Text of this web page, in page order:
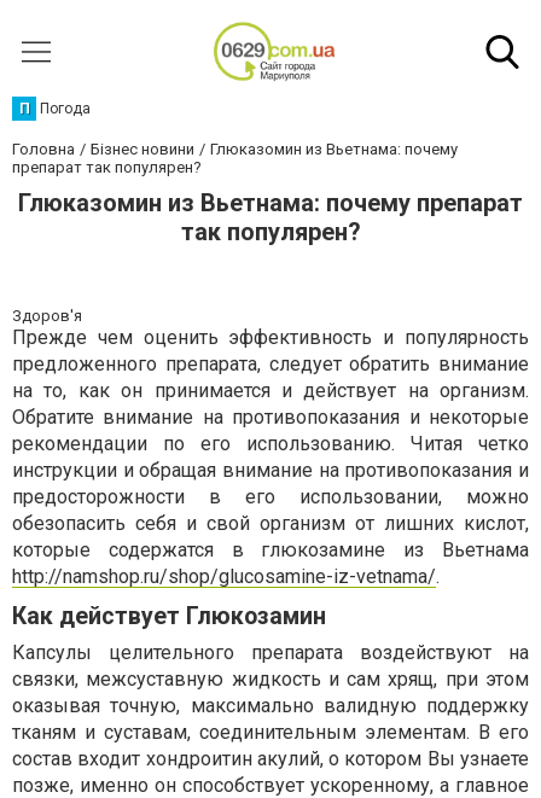
П Погода
Головна Бізнес новини
Глюказомин из Вьетнама: почему
препарат так популярен?
Глюказомин из Вьетнама: почему препарат
так популярен?
Здоров'я
Прежде чем оценить эффективность и популярность
предложенного препарата, следует обратить внимание
на то, как он принимается и действует на организм.
Обратите внимание на противопоказания и некоторые
рекомендации по его использованию. Читая четко
инструкции и обращая внимание на противопоказания и
предосторожности в его использовании, можно
обезопасить себя и свой организм от лишних кислот,
которые содержатся в глюкозамине из Вьетнама
http://namshop.ru/shop/glucosamine-iz-vetnama/.
Как действует Глюкозамин
Капсулы целительного препарата воздействуют на
связки, межсуставную жидкость и сам хрящ, при этом
оказывая точную, максимально валидную поддержку
тканям и суставам, соединительным элементам. В его
состав входит хондроитин акулий, о котором Вы узнаете
позже, именно он способствует ускоренному, а главное